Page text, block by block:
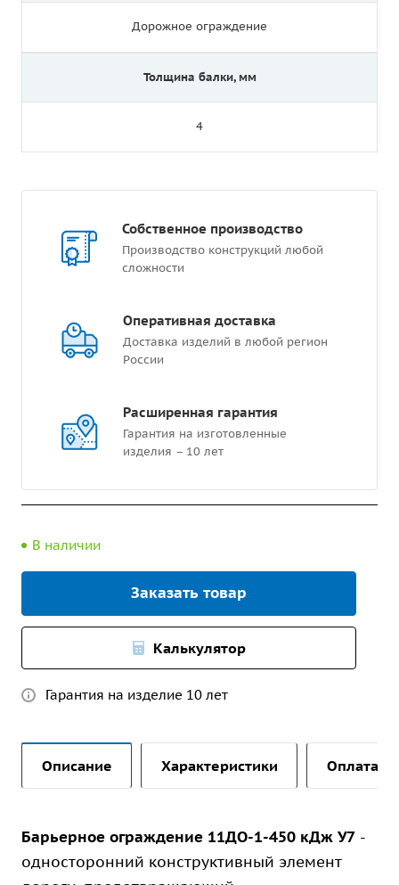
Дорожное ограждение
Толщина балки, мм
4
Собственное производство
Производство конструкций любой
сложности
Оперативная доставка
Доставка изделий в любой регион
России
Расширенная гарантия
Гарантия на изготовленные
изделия – 10 лет
В наличии
Заказать товар
Калькулятор
Гарантия на изделие 10 лет
Описание Характеристики Оплата и
Барьерное ограждение 11ДО-1-450 кДж У7 -
односторонний конструктивный элемент